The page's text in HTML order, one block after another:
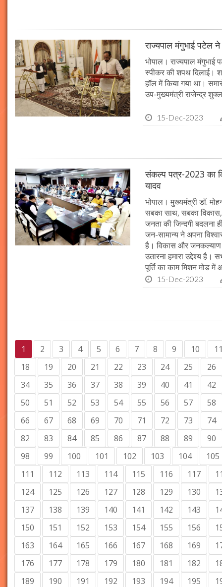
राज्यपाल मंगुभाई पटेल ने
भोपाल। राज्यपाल मंगुभाई
स्पीकर की शपथ दिलाई।
हॉल में किया गया था।
उप-मुख्यमंत्री राजेन्द्र
15-Dec-2023
संकल्प पत्र-2023 का
यादव
भोपाल। मुख्यमंत्री डॉ.
सबका साथ, सबका
जनता की जिन्दगी बदलना
जन-सामान्य ने अपना
है। विकास और
उतारना हमारा उद्देश्य
पूर्ति का काम मिशन मोड
15-Dec-2023
1 2 3 4 5 6 7 8 9 10
18
19 20 21 22 23 24 25
26
34
35 36 37 38 39 40 41
42
50
51 52 53 54 55 56 57
58
66
67 68 69 70 71 72 73
74
82
83 84 85 86 87 88 89
90
98
99 100 101 102 103 104
105
111
112 113 114 115 116 117
124
125 126 127 128 129 130
137
138 139 140 141 142 143
150
151 152 153 154 155 156
163
164 165 166 167 168 169
176
177 178 179 180 181 182
189
190 191 192 193 194 195